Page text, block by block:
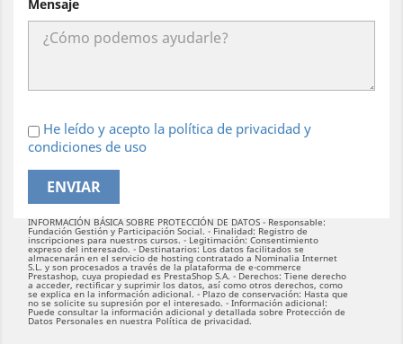
Mensaje
He leído y acepto la política de privacidad y
condiciones de uso
INFORMACIÓN BÁSICA SOBRE PROTECCIÓN DE DATOS - Responsable:
Fundación Gestión y Participación Social. - Finalidad: Registro de
inscripciones para nuestros cursos. - Legitimación: Consentimiento
expreso del interesado. - Destinatarios: Los datos facilitados se
almacenarán en el servicio de hosting contratado a Nominalia Internet
S.L. y son procesados a través de la plataforma de e-commerce
Prestashop, cuya propiedad es PrestaShop S.A. - Derechos: Tiene derecho
a acceder, rectificar y suprimir los datos, así como otros derechos, como
se explica en la información adicional. - Plazo de conservación: Hasta que
no se solicite su supresión por el interesado. - Información adicional:
Puede consultar la información adicional y detallada sobre Protección de
Datos Personales en nuestra Política de privacidad.